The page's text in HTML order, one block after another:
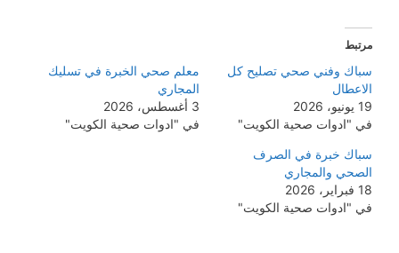
مرتبط
سباك وفني صحي تصليح كل
الاعطال
19 يونيو، 2026
في "ادوات صحية الكويت"
معلم صحي الخبرة في تسليك
المجاري
3 أغسطس، 2026
في "ادوات صحية الكويت"
سباك خبرة في الصرف
الصحي والمجاري
18 فبراير، 2026
في "ادوات صحية الكويت"